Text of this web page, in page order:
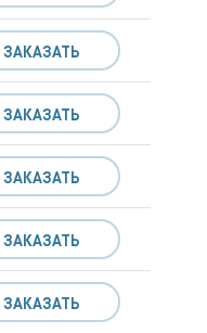
ЗАКАЗАТЬ
ЗАКАЗАТЬ
ЗАКАЗАТЬ
ЗАКАЗАТЬ
ЗАКАЗАТЬ